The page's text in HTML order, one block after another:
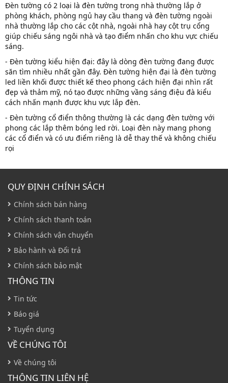
Đèn tường có 2 loại là đèn tường trong nhà thường lắp ở
phòng khách, phòng ngủ hay cầu thang và đèn tường ngoài
nhà thường lắp cho các cột nhà, ngoài nhà hay cột trụ cổng
giúp chiếu sáng ngôi nhà và tạo điểm nhấn cho khu vực chiếu
sáng.
- Đèn tường kiểu hiện đại: đây là dòng đèn tường đang được
săn tìm nhiều nhất gần đây. Đèn tường hiện đại là đèn tường
led liền khối được thiết kế theo phong cách hiện đại nhìn rất
đẹp và thảm mỹ, nó tạo được những vầng sáng điệu đà kiểu
cách nhấn mạnh được khu vực lắp đèn.
- Đèn tường cổ điển thông thường là các dạng đèn tường với
phong các lắp thêm bóng led rời. Loại đèn này mang phong
các cổ điển và có ưu điểm riêng là dễ thay thế và không chiếu
rọi
QUY ĐỊNH CHÍNH SÁCH
Chính sách bán hàng
Chính sách thanh toán
Chính sách vận chuyển
Bảo hành và Đổi trả
Chính sách bảo mật
THÔNG TIN
Tin tức
Báo giá
Tuyển dụng
VỀ CHÚNG TÔI
Về chúng tôi
THÔNG TIN LIÊN HỆ